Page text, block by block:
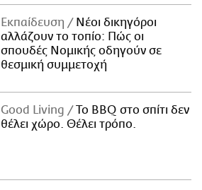
Εκπαίδευση
Νέοι δικηγόροι
αλλάζουν το τοπίο: Πώς οι
σπουδές Νομικής οδηγούν σε
θεσμική συμμετοχή
Good Living
Το BBQ στο σπίτι δεν
θέλει χώρο. Θέλει τρόπο.